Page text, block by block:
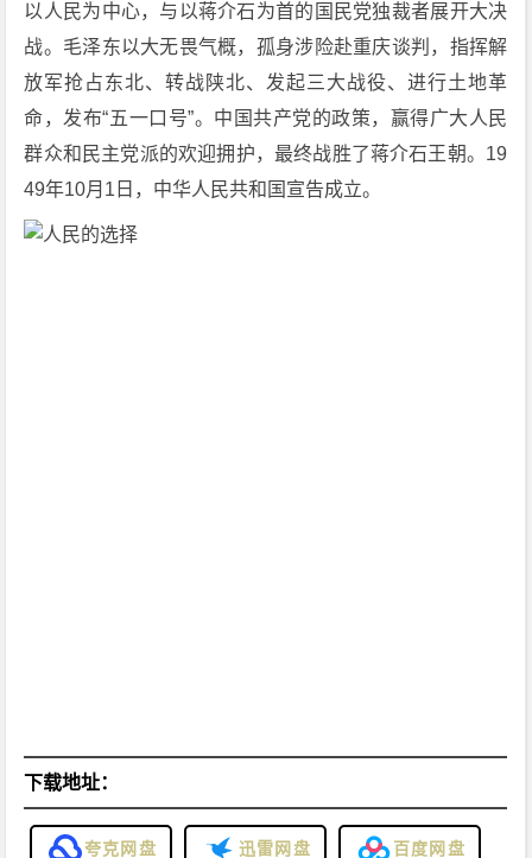
下
载
以人民为中心，与以蒋介石为首的国民党独裁者展开大决
战。毛泽东以大无畏气概，孤身涉险赴重庆谈判，指挥解
放军抢占东北、转战陕北、发起三大战役、进行土地革
命，发布“五一口号”。中国共产党的政策，赢得广大人民
群众和民主党派的欢迎拥护，最终战胜了蒋介石王朝。19
49年10月1日，中华人民共和国宣告成立。
下载地址：
夸克网盘 迅雷网盘 百度网盘